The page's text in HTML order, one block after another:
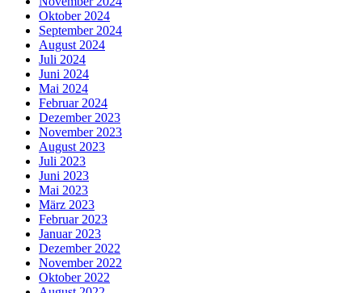
Oktober 2024
September 2024
August 2024
Juli 2024
Juni 2024
Mai 2024
Februar 2024
Dezember 2023
November 2023
August 2023
Juli 2023
Juni 2023
Mai 2023
März 2023
Februar 2023
Januar 2023
Dezember 2022
November 2022
Oktober 2022